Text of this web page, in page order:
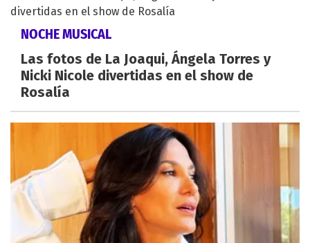
NOCHE MUSICAL
Las fotos de La Joaqui, Ángela Torres y
Nicki Nicole divertidas en el show de
Rosalía